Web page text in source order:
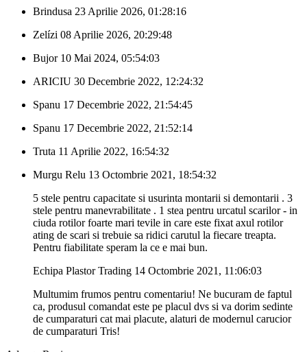
Brindusa 23 Aprilie 2026, 01:28:16
Zelízi 08 Aprilie 2026, 20:29:48
Bujor 10 Mai 2024, 05:54:03
ARICIU 30 Decembrie 2022, 12:24:32
Spanu 17 Decembrie 2022, 21:54:45
Spanu 17 Decembrie 2022, 21:52:14
Truta 11 Aprilie 2022, 16:54:32
Murgu Relu 13 Octombrie 2021, 18:54:32
5 stele pentru capacitate si usurinta montarii si demontarii . 3
stele pentru manevrabilitate . 1 stea pentru urcatul scarilor - in
ciuda rotilor foarte mari tevile in care este fixat axul rotilor
ating de scari si trebuie sa ridici carutul la fiecare treapta.
Pentru fiabilitate speram la ce e mai bun.
Echipa Plastor Trading 14 Octombrie 2021, 11:06:03
Multumim frumos pentru comentariu! Ne bucuram de faptul
ca, produsul comandat este pe placul dvs si va dorim sedinte
de cumparaturi cat mai placute, alaturi de modernul carucior
de cumparaturi Tris!